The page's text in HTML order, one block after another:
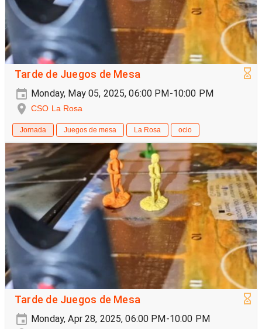
Tarde de Juegos de Mesa
Monday, May 05, 2025, 06:00 PM-10:00 PM
CSO La Rosa
Jornada Juegos de mesa La Rosa ocio
Tarde de Juegos de Mesa
Monday, Apr 28, 2025, 06:00 PM-10:00 PM